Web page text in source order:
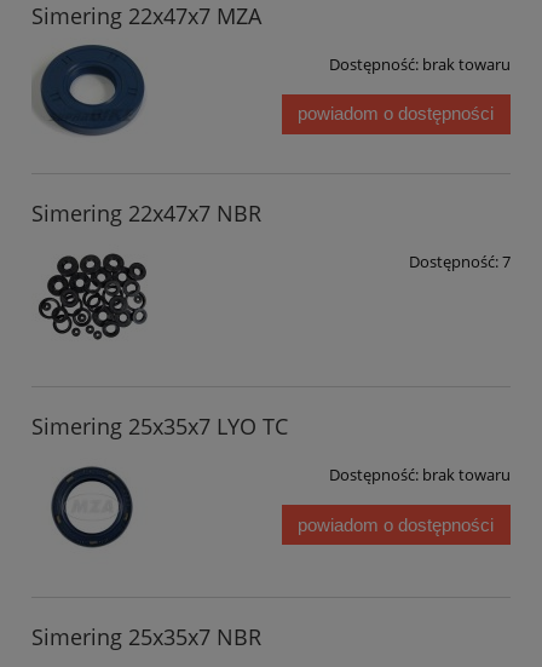
Simering 22x47x7 MZA
Dostępność: brak towaru
powiadom o dostępności
Simering 22x47x7 NBR
Dostępność:7
Simering 25x35x7 LYO TC
Dostępność: brak towaru
powiadom o dostępności
Simering 25x35x7 NBR